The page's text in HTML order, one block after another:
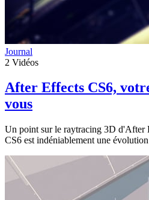
Journal
2 Vidéos
After Effects CS6,
vous
Un point sur le raytracing 3D d'After
CS6 est indéniablement une